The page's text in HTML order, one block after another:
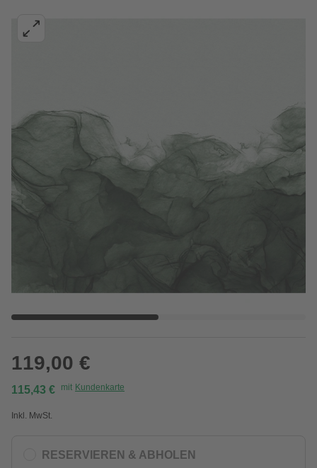
119,00 €
115,43 € mit Kundenkarte
Inkl. MwSt.
RESERVIEREN & ABHOLEN